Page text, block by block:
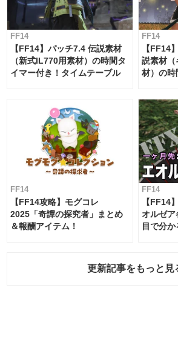
FF14
【FF14】パッチ7.4 伝説素材
（新式IL770用素材）の時間タ
イマー付き！タイムテーブル
FF14
【FF14
説素材
材）の時
FF14
【FF14攻略】モグコレ
2025「奇譚の探究者」まとめ
＆報酬アイテム！
FF14
【FF14
オルゼア
目で分
更新記事をもっと見